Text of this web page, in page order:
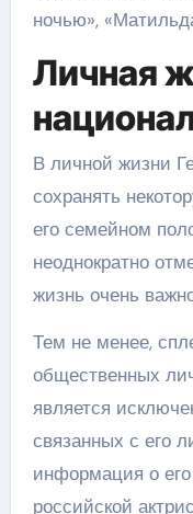
ночью»,
Личная
В личной жизни
сохранять
его семейном
неоднократно
жизнь очень
Тем не менее,
общественных
является
связанных с его
информация о
российской